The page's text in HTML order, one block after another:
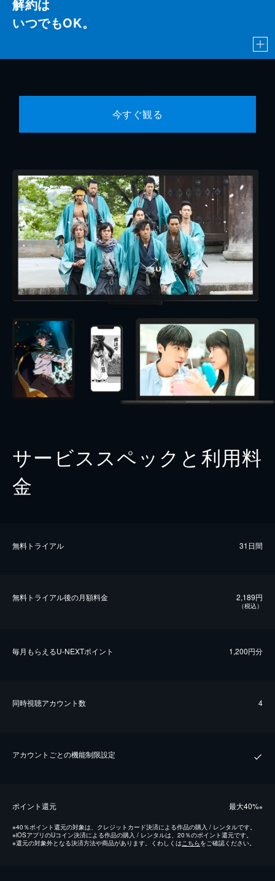
解約は
いつでもOK。
今すぐ観る
サービススペックと利用料
金
無料トライアル 31日間
無料トライアル後の⽉額料金 2,189円
（税込）
毎⽉もらえるU-NEXTポイント 1,200円分
同時視聴アカウント数 4
アカウントごとの機能制限設定
ポイント還元 最⼤40%※
※40％ポイント還元の対象は、クレジットカード決済による作品の購入 / レンタルです。
※iOSアプリのUコイン決済による作品の購入 / レンタルは、20％のポイント還元です。
※還元の対象外となる決済方法や商品があります。くわしくは こちらをご確認ください。